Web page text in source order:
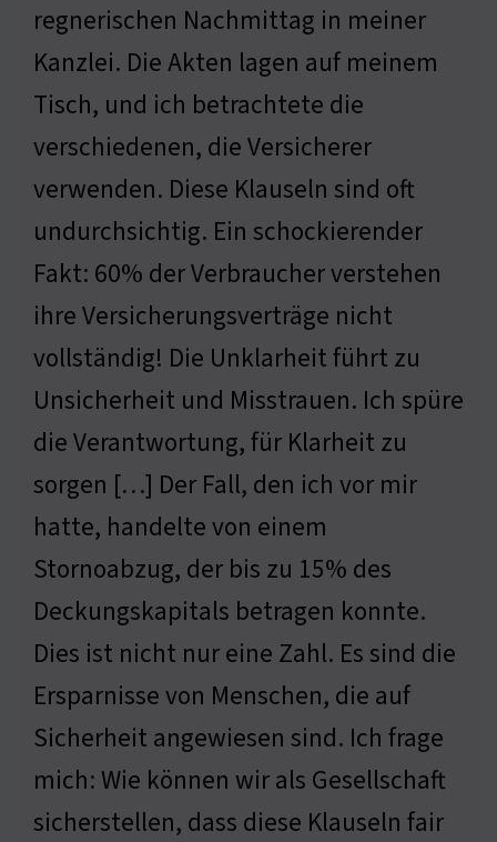
regnerischen Nachmittag in meiner
Kanzlei. Die Akten lagen auf meinem
Tisch, und ich betrachtete die
verschiedenen, die Versicherer
verwenden. Diese Klauseln sind oft
undurchsichtig. Ein schockierender
Fakt: 60% der Verbraucher verstehen
ihre Versicherungsverträge nicht
vollständig! Die Unklarheit führt zu
Unsicherheit und Misstrauen. Ich spüre
die Verantwortung, für Klarheit zu
sorgen […] Der Fall, den ich vor mir
hatte, handelte von einem
Stornoabzug, der bis zu 15% des
Deckungskapitals betragen konnte.
Dies ist nicht nur eine Zahl. Es sind die
Ersparnisse von Menschen, die auf
Sicherheit angewiesen sind. Ich frage
mich: Wie können wir als Gesellschaft
sicherstellen, dass diese Klauseln fair